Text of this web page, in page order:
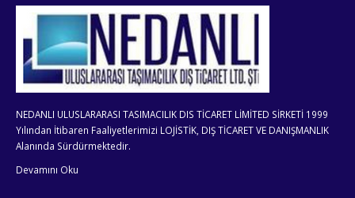
NEDANLI ULUSLARARASI TASIMACILIK DIS TİCARET LİMİTED SİRKETİ 1999
Yılından İtibaren Faaliyetlerimizi LOJİSTİK, DIŞ TİCARET VE DANIŞMANLIK
Alanında Sürdürmektedir.
Devamını Oku